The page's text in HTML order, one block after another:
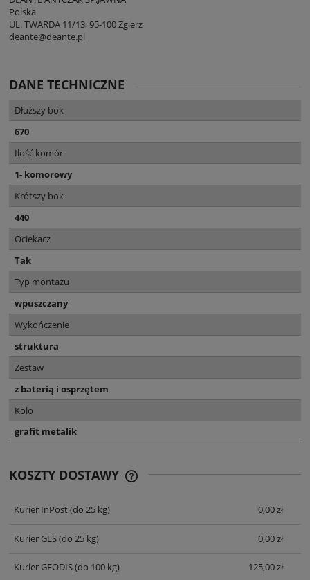
Polska
UL. TWARDA 11/13, 95-100 Zgierz
deante@deante.pl
DANE TECHNICZNE
Dłuższy bok
670
Ilość komór
1- komorowy
Krótszy bok
440
Ociekacz
Tak
Typ montażu
wpuszczany
Wykończenie
struktura
Zestaw
z baterią i osprzętem
Kolo
grafit metalik
KOSZTY DOSTAWY
Kurier InPost(do 25 kg) 0,00 zł
Kurier GLS(do 25 kg) 0,00 zł
Kurier GEODIS(do 100 kg) 125,00 zł